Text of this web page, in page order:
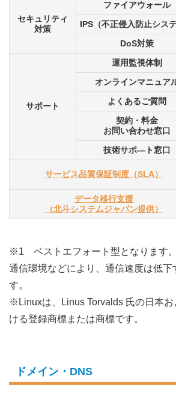
セキュリティ
対策
ファイアウォール
IPS（不正侵入防止システ
DoS対策
サポート
運用監視体制
オンラインマニュア
よくあるご質問
契約・料金
お問い合わせ窓口
技術サポ―ト窓口
サービス品質保証制度（SLA）
データ移行支援
（北斗システムジャパン提供）
※1 ベストエフォート型となります
通信環境などにより、通信速度は低下
す。
※Linuxは、Linus Torvalds 氏の日本お
ける登録商標または商標です。
ドメイン・DNS